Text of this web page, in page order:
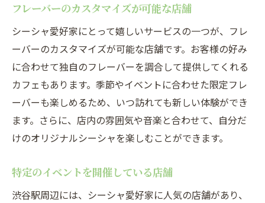
フレーバーのカスタマイズが可能な店舗
シーシャ愛好家にとって嬉しいサービスの一つが、フレ
ーバーのカスタマイズが可能な店舗です。お客様の好み
に合わせて独自のフレーバーを調合して提供してくれる
カフェもあります。季節やイベントに合わせた限定フレ
ーバーも楽しめるため、いつ訪れても新しい体験ができ
ます。さらに、店内の雰囲気や音楽と合わせて、自分だ
けのオリジナルシーシャを楽しむことができます。
特定のイベントを開催している店舗
渋谷駅周辺には、シーシャ愛好家に人気の店舗があり、